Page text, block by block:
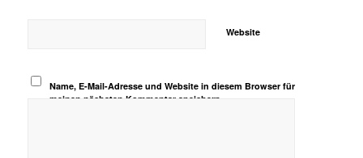
Website
Name, E-Mail-Adresse und Website in diesem Browser für
meinen nächsten Kommentar speichern.